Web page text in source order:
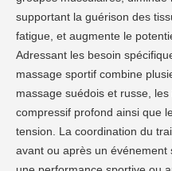
supportant la guérison des
fatigue, et augmente le
Adressant les besoin
massage sportif combine
massage suédois et russe,
compressif profond ainsi que
tension. La coordination du
avant ou après un